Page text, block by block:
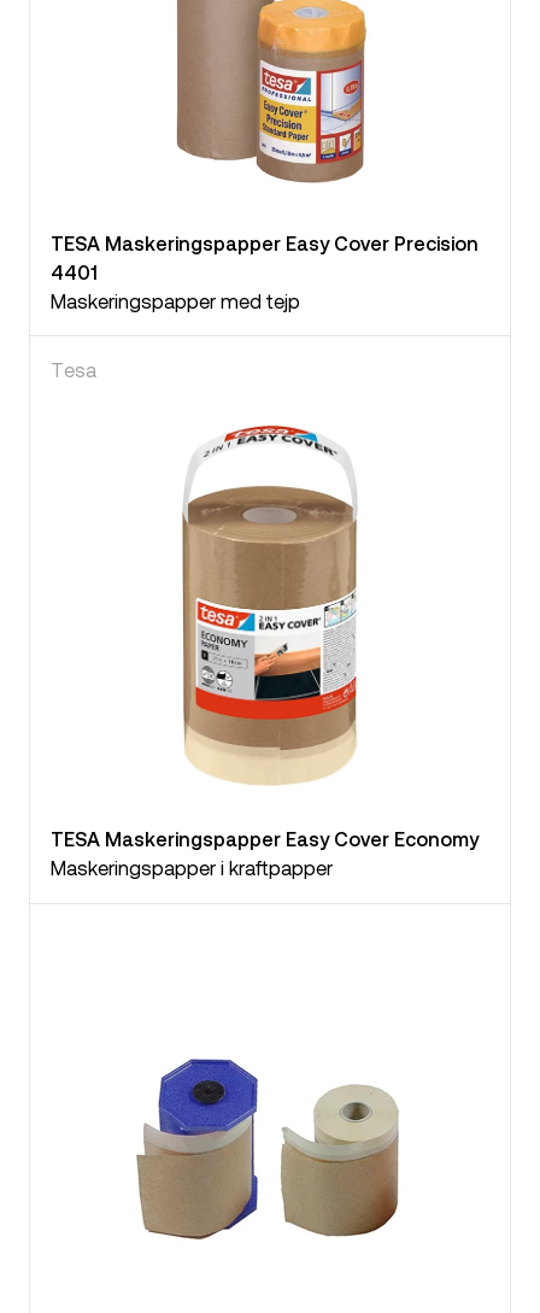
TESA Maskeringspapper Easy Cover Precision
4401
Maskeringspapper med tejp
Tesa
TESA Maskeringspapper Easy Cover Economy
Maskeringspapper i kraftpapper